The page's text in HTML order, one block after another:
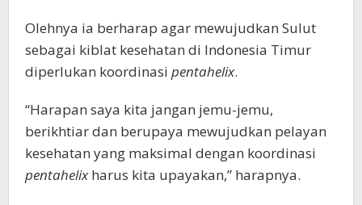
Olehnya ia berharap agar mewujudkan Sulut
sebagai kiblat kesehatan di Indonesia Timur
diperlukan koordinasi pentahelix.
“Harapan saya kita jangan jemu-jemu,
berikhtiar dan berupaya mewujudkan pelayan
kesehatan yang maksimal dengan koordinasi
pentahelixharus kita upayakan,” harapnya.